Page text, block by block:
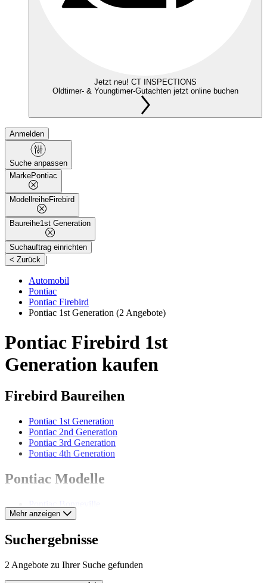
Jetzt neu! CT INSPECTIONS
Oldtimer- & Youngtimer-Gutachten jetzt online buchen
Anmelden
Suche anpassen
MarkePontiac
ModellreiheFirebird
Baureihe1st Generation
Suchauftrag einrichten
< Zurück |
Automobil
Pontiac
Pontiac Firebird
Pontiac 1st Generation (2 Angebote)
Pontiac Firebird 1st
Generation kaufen
Firebird Baureihen
Pontiac 1st Generation
Pontiac 2nd Generation
Pontiac 3rd Generation
Pontiac 4th Generation
Pontiac Modelle
Pontiac Catalina
Pontiac Economy Eight
Pontiac Fiero
Pontiac GTO
Pontiac Le Mans
Mehr anzeigen
Suchergebnisse
2 Angebote zu Ihrer Suche gefunden